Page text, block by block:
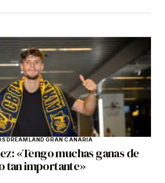
DREAMLAND GRAN CANARIA
«Tengo muchas ganas de
tan importante»